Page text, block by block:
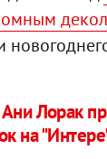
Лорак
на